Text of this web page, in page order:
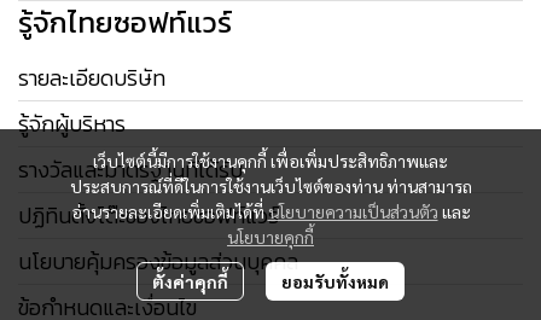
เว็บไซต์นี้มีการใช้งานคุกกี้ เพื่อเพิ่มประสิทธิภาพและ
ประสบการณ์ที่ดีในการใช้งานเว็บไซต์ของท่าน ท่านสามารถ
อ่านรายละเอียดเพิ่มเติมได้ที่นโยบายความเป็นส่วนตัว และ
นโยบายคุกกี้
ตั้งค่าคุกกี้ ยอมรับทั้งหมด
รู้จักไทยซอฟท์แวร์
รายละเอียดบริษัท
รู้จักผู้บริหาร
รางวัลและมาตรฐานที่ได้รับ
ปฏิทินตั้งโต๊ะของไทยซอฟท์แวร์
นโยบายคุ้มครองข้อมูลส่วนบุคคล
ข้อกำหนดและเงื่อนไข